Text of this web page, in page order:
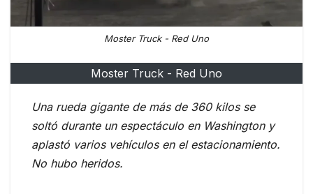
Moster Truck - Red Uno
Moster Truck - Red Uno
Una rueda gigante de más de 360 kilos se
soltó durante un espectáculo en Washington y
aplastó varios vehículos en el estacionamiento.
No hubo heridos.